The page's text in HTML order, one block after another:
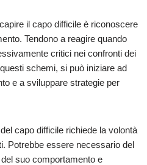
il capo difficile è riconoscere
Tendono a reagire quando
critici nei confronti dei
schemi, si può iniziare ad
e a sviluppare strategie per
capo difficile richiede la volontà
Potrebbe essere necessario del
suo comportamento e